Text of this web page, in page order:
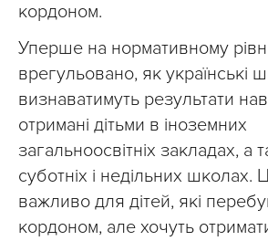
кордоном.
Уперше на нормативному
врегульовано, як українські
визнаватимуть результати
отримані дітьми в іноземних
загальноосвітніх закладах, а
суботніх і недільних школах.
важливо для дітей, які
кордоном, але хочуть